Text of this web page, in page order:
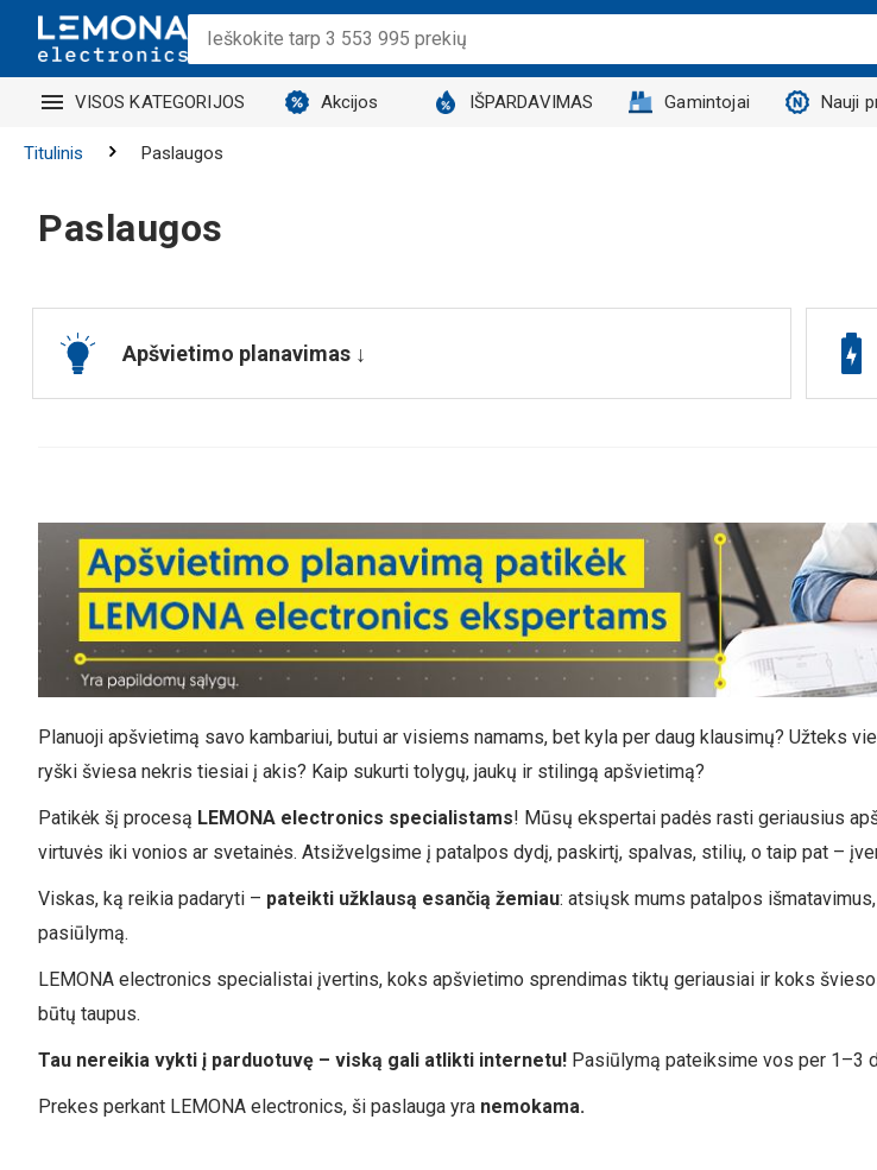
VISOS KATEGORIJOS Akcijos IŠPARDAVIMAS Gamintojai Nauji
Titulinis Paslaugos
Paslaugos
Apšvietimo planavimas ↓
Planuoji apšvietimą savo kambariui, butui ar visiems namams, bet kyla per daug klausimų? Užteks
ryški šviesa nekris tiesiai į akis? Kaip sukurti tolygų, jaukų ir stilingą apšvietimą?
Patikėk šį procesą LEMONA electronics specialistams! Mūsų ekspertai padės rasti geriausius
virtuvės iki vonios ar svetainės. Atsižvelgsime į patalpos dydį, paskirtį, spalvas, stilių, o taip pat –
Viskas, ką reikia padaryti – pateikti užklausą esančią žemiau: atsiųsk mums patalpos
pasiūlymą.
LEMONA electronics specialistai įvertins, koks apšvietimo sprendimas tiktų geriausiai ir koks
būtų taupus.
Tau nereikia vykti į parduotuvę – viską gali atlikti internetu! Pasiūlymą pateiksime vos per 1–3
Prekes perkant LEMONA electronics, ši paslauga yra nemokama.